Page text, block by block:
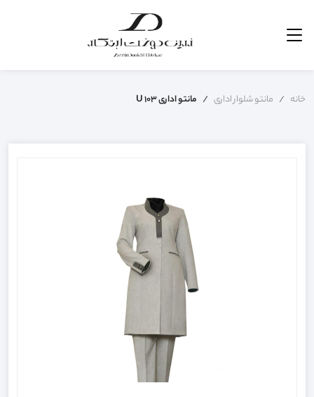
خانه مانتو شلوار اداری مانتو اداری U 103